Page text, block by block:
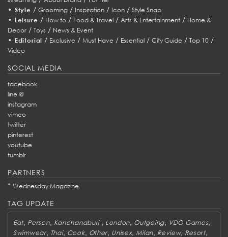
• Style / Grooming/ Inspiration/ Icon/ Style Snap
• Leisure / How to/ Food & Travel/ Arts & Entertainment/ Home &
Decor / Toys / News & Event
• Editorial / Exclusive /Must Have / Essential /City Guide /Top 10 /
Video
SOCIAL MEDIA
facebook
line @
instagram
vimeo
twitter
pinterest
youtube
tumblr
PARTNERS
* Wednesday Magazine
TAG UPDATE
Eat Person, Kanchanaburi London Outgoing, VDO Games,
Swimwear, Thai, Cook, Other Unisex, Milan Review, Resort,